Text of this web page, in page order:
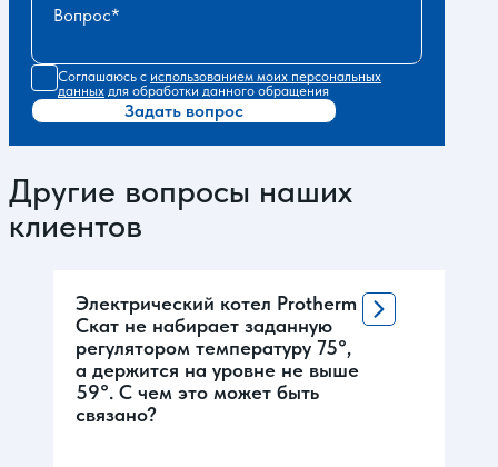
Вопрос
Соглашаюсь с использованием моих персональных
данных для обработки данного обращения
Задать вопрос
Другие вопросы наших
клиентов
Электрический котел Protherm
Скат не набирает заданную
регулятором температуру 75°,
а держится на уровне не выше
59°. С чем это может быть
связано?